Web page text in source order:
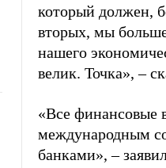
который должен,
вторых, мы
нашего
велик. Точка», –
«Все финансовые
международным
банками», –